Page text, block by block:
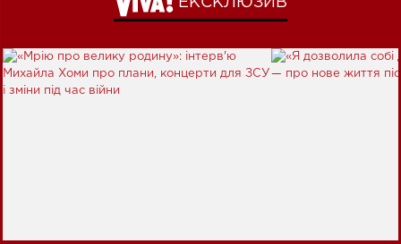
ЕКСКЛЮЗИВ